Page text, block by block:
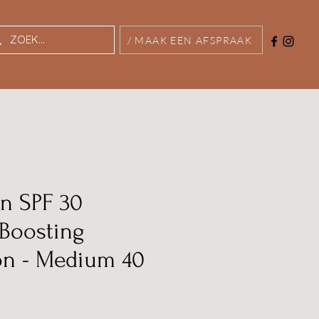
/ MAAK EEN AFSPRAAK
SPF 30
- Medium 40